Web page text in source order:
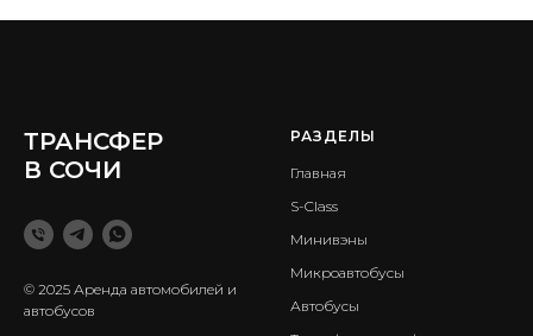
ТРАНСФЕР
В СОЧИ
© 2025 Аренда автомобилей и
автобусов
РАЗДЕЛЫ
Главная
S-Class
Минивэны
Микроавтобусы
Автобусы